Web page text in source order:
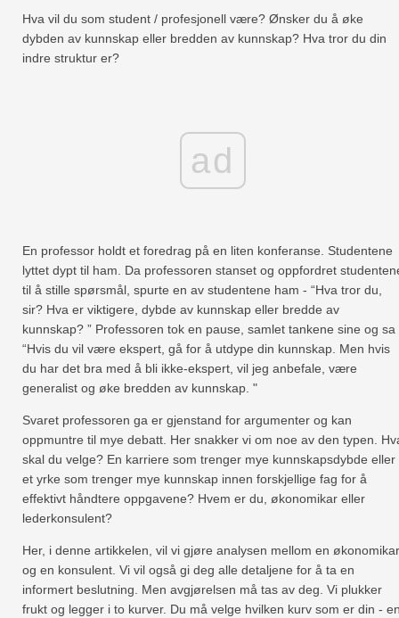
Hva vil du som student / profesjonell være? Ønsker du å øke
dybden av kunnskap eller bredden av kunnskap? Hva tror du din
indre struktur er?
ad
En professor holdt et foredrag på en liten konferanse. Studentene
lyttet dypt til ham. Da professoren stanset og oppfordret
til å stille spørsmål, spurte en av studentene ham - “Hva tror du,
sir? Hva er viktigere, dybde av kunnskap eller bredde av
kunnskap? ” Professoren tok en pause, samlet tankene sine og sa
“Hvis du vil være ekspert, gå for å utdype din kunnskap. Men hvis
du har det bra med å bli ikke-ekspert, vil jeg anbefale, være
generalist og øke bredden av kunnskap. "
Svaret professoren ga er gjenstand for argumenter og kan
oppmuntre til mye debatt. Her snakker vi om noe av den typen.
skal du velge? En karriere som trenger mye kunnskapsdybde eller
et yrke som trenger mye kunnskap innen forskjellige fag for å
effektivt håndtere oppgavene? Hvem er du, økonomikar eller
lederkonsulent?
Her, i denne artikkelen, vil vi gjøre analysen mellom en økonomikar
og en konsulent. Vi vil også gi deg alle detaljene for å ta en
informert beslutning. Men avgjørelsen må tas av deg. Vi plukker
frukt og legger i to kurver. Du må velge hvilken kurv som er din -